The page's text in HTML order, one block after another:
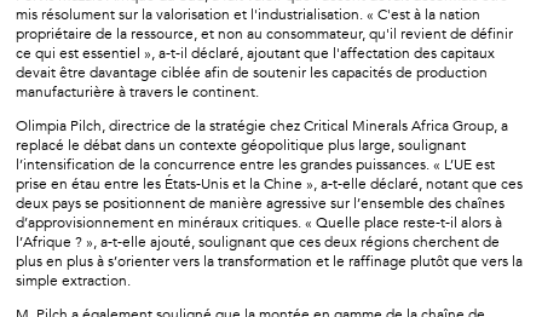
mis résolument sur la valorisation et l'industrialisation. « C'est à la nation
propriétaire de la ressource, et non au consommateur, qu'il revient de définir
ce qui est essentiel », a-t-il déclaré, ajoutant que l'affectation des capitaux
devait être davantage ciblée afin de soutenir les capacités de production
manufacturière à travers le continent.
Olimpia Pilch, directrice de la stratégie chez Critical Minerals Africa Group, a
replacé le débat dans un contexte géopolitique plus large, soulignant
l’intensification de la concurrence entre les grandes puissances. « L’UE est
prise en étau entre les États-Unis et la Chine », a-t-elle déclaré, notant que ces
deux pays se positionnent de manière agressive sur l’ensemble des chaînes
d’approvisionnement en minéraux critiques. « Quelle place reste-t-il alors à
l’Afrique ? », a-t-elle ajouté, soulignant que ces deux régions cherchent de
plus en plus à s’orienter vers la transformation et le raffinage plutôt que vers la
simple extraction.